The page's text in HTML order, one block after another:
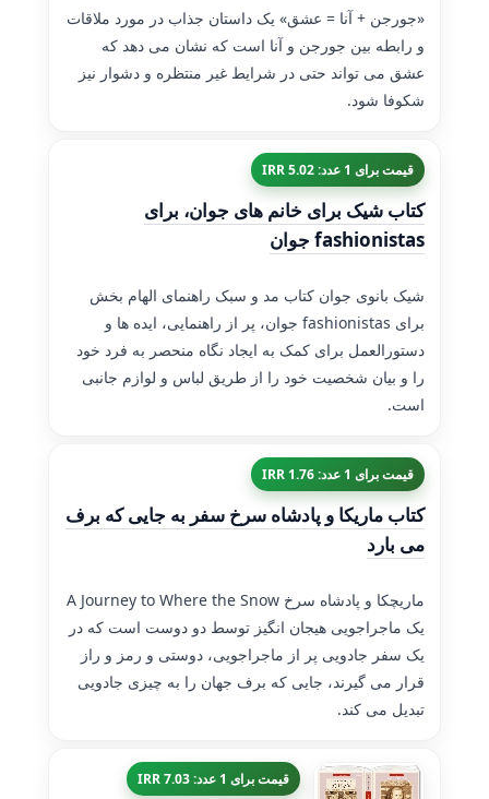
«جورجن + آنا = عشق» یک داستان جذاب در مورد ملاقات
و رابطه بین جورجن و آنا است که نشان می دهد که
عشق می تواند حتی در شرایط غیر منتظره و دشوار نیز
شکوفا شود.
قیمت برای 1 عدد: 5.02 IRR
کتاب شیک برای خانم های جوان، برای
fashionistas جوان
شیک بانوی جوان کتاب مد و سبک راهنمای الهام بخش
برای fashionistas جوان، پر از راهنمایی، ایده ها و
دستورالعمل برای کمک به ایجاد نگاه منحصر به فرد خود
را و بیان شخصیت خود را از طریق لباس و لوازم جانبی
است.
قیمت برای 1 عدد: 1.76 IRR
کتاب ماریکا و پادشاه سرخ سفر به جایی که برف
می بارد
ماریچکا و پادشاه سرخ A Journey to Where the Snow
یک ماجراجویی هیجان انگیز توسط دو دوست است که در
یک سفر جادویی پر از ماجراجویی، دوستی و رمز و راز
قرار می گیرند، جایی که برف جهان را به چیزی جادویی
تبدیل می کند.
قیمت برای 1 عدد: 7.03 IRR